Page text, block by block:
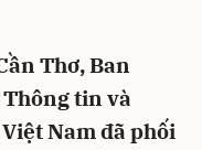
Thơ, Ban
tin và
Nam đã phối